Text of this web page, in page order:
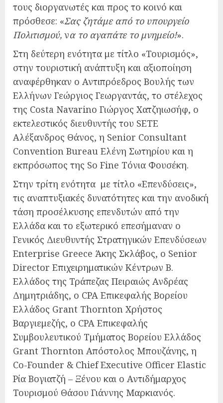
τους διοργανωτές και προς το κοινό και
πρόσθεσε: «Σας ζητάμε από το υπουργείο
Πολιτισμού, να το αγαπάτε το μνημείο!».
Στη δεύτερη ενότητα με τίτλο «Τουρισμός»,
στην τουριστική ανάπτυξη και αξιοποίηση
αναφέρθηκαν ο Αντιπρόεδρος Βουλής των
Ελλήνων Γεώργιος Γεωργαντάς, το στέλεχος
της Costa Navarino Γιώργος Χατζηιωσήφ, ο
εκτελεστικός διευθυντής του SETE
Αλέξανδρος Θάνος, η Senior Consultant
Convention Bureau Ελένη Σωτηρίου και η
εκπρόσωπος της So Fine Τόνια Φουσέκη.
Στην τρίτη ενότητα με τίτλο «Επενδύσεις»,
τις αναπτυξιακές δυνατότητες και την ανοδική
τάση προσέλκυσης επενδυτών από την
Ελλάδα και το εξωτερικό επεσήμαναν ο
Γενικός Διευθυντής Στρατηγικών Επενδύσεων
Enterprise Greece Άκης Σκλάβος, ο Senior
Director Επιχειρηματικών Κέντρων Β.
Ελλάδος της Τράπεζας Πειραιώς Ανδρέας
Δημητριάδης, ο CPA Επικεφαλής Βορείου
Ελλάδος Grant Thornton Χρήστος
Βαργιεμεζής, ο CPA Επικεφαλής
Συμβουλευτικού Τμήματος Βορείου Ελλάδος
Grant Thornton Απόστολος Μπουζάνης, η
Co-Founder & Chief Executive Officer Elastic
Ρία Βογιατζή – Ξένου και ο Αντιδήμαρχος
Τουρισμού Θάσου Γιάννης Μαρκιανός.